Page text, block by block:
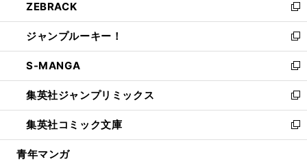
く
で
開
く
ド
ウ
で
開
く
ィ
ン
ド
ウ
で
開
く
い
ウ
ィ
ン
ド
ウ
で
開
く
ZEBRACK
新
し
い
ウ
ィ
ン
ド
ウ
で
開
ジャンプルーキー！
新
し
い
ウ
ィ
ン
ド
ウ
S-MANGA
新
し
い
ウ
ィ
ン
集英社ジャンプリミックス
新
し
い
ウ
集英社コミック文庫
新
し
青年マンガ